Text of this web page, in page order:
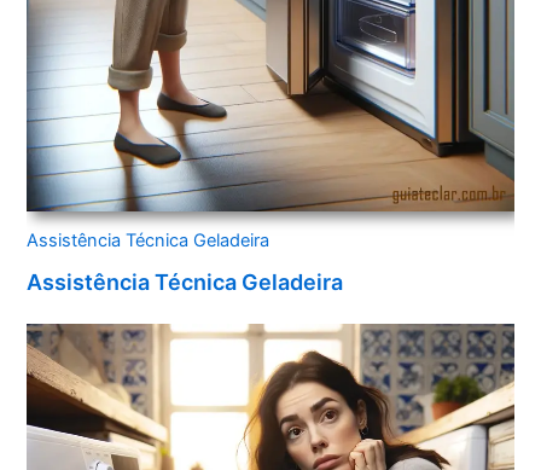
Assistência Técnica Geladeira
Assistência Técnica Geladeira